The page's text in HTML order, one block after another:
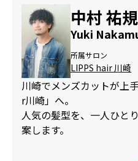
中村 祐規
Yuki
所属サロン
LIPPS hair 川崎
川崎でメンズカットが上
r川崎」へ。
人気の髪型を、一人ひと
案します。